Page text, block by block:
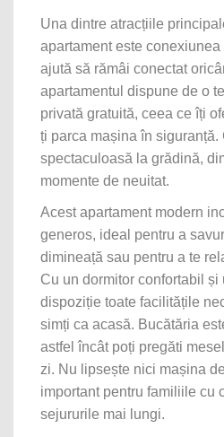
Una dintre atracțiile
apartament este
ajută să rămâi conectat
apartamentul dispune de o
privată gratuită, ceea ce îți
ți parca mașina în siguranță.
spectaculoasă la grădină,
momente de neuitat.
Acest apartament modern
generos, ideal pentru a
dimineață sau pentru a te
Cu un dormitor confortabil
dispoziție toate facilitățile
simți ca acasă. Bucătăria
astfel încât poți pregăti
zi. Nu lipsește nici mașina
important pentru familiile cu
sejururile mai lungi.